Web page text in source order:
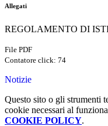
Allegati
REGOLAMENTO DI
File PDF
Contatore click: 74
Notizie
Questo sito o gli strumenti
cookie necessari al
COOKIE POLICY.